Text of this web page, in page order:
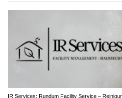
IR Services: Rundum Facility Service –